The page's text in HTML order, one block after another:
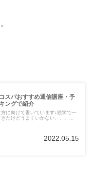
スパおすすめ通信講座・予
ングで紹介
に向けて書いています↓独学で一
たけどうまくいかない、、、...
2022.05.15